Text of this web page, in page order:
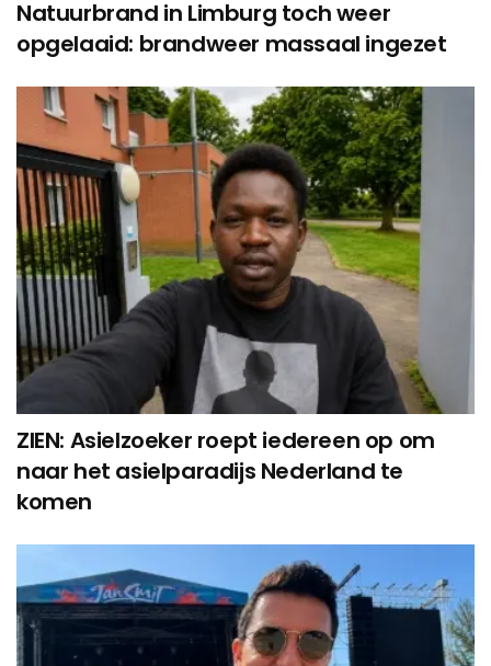
Natuurbrand in Limburg toch weer
opgelaaid: brandweer massaal ingezet
ZIEN: Asielzoeker roept iedereen op om
naar het asielparadijs Nederland te
komen